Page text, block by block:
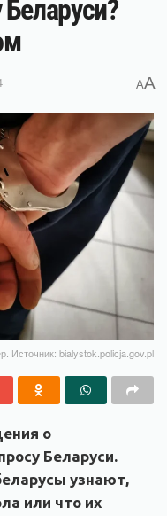
AA
Источник: bialystok.policja.gov.pl
о
Беларуси.
узнают,
или что их